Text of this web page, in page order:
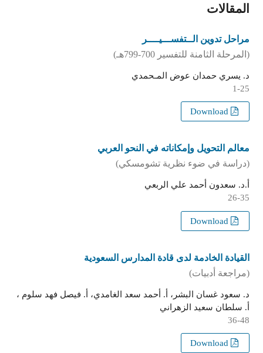
المقالات
مراحل تدوين الــتفســـيــــر
(المرحلة الثامنة للتفسير 700-799هـ)
د. يسري حمدان عوض المـحمدي
1-25
معالم التحويل وإمكاناته في النحو العربي
(دراسة في ضوء نظرية تشومسكي)
أ.د. سعدون أحمد علي الربعي
26-35
القيادة الخادمة لدى قادة المدارس السعودية
(مراجعة أدبيات)
د. سعود غسان البشر، أ. أحمد سعد الغامدي، أ. فيصل فهد سلوم ،
أ. سلطان سعيد الزهراني
36-48